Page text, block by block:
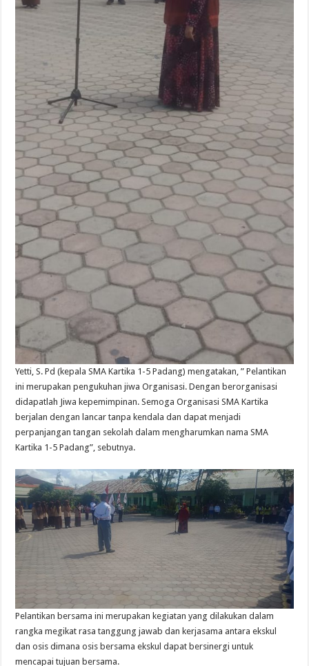
Yetti, S. Pd (kepala SMA Kartika 1-5 Padang) mengatakan, ” Pelantikan
ini merupakan pengukuhan jiwa Organisasi. Dengan berorganisasi
didapatlah Jiwa kepemimpinan. Semoga Organisasi SMA Kartika
berjalan dengan lancar tanpa kendala dan dapat menjadi
perpanjangan tangan sekolah dalam mengharumkan nama SMA
Kartika 1-5 Padang”, sebutnya.
Pelantikan bersama ini merupakan kegiatan yang dilakukan dalam
rangka megikat rasa tanggung jawab dan kerjasama antara ekskul
dan osis dimana osis bersama ekskul dapat bersinergi untuk
mencapai tujuan bersama.